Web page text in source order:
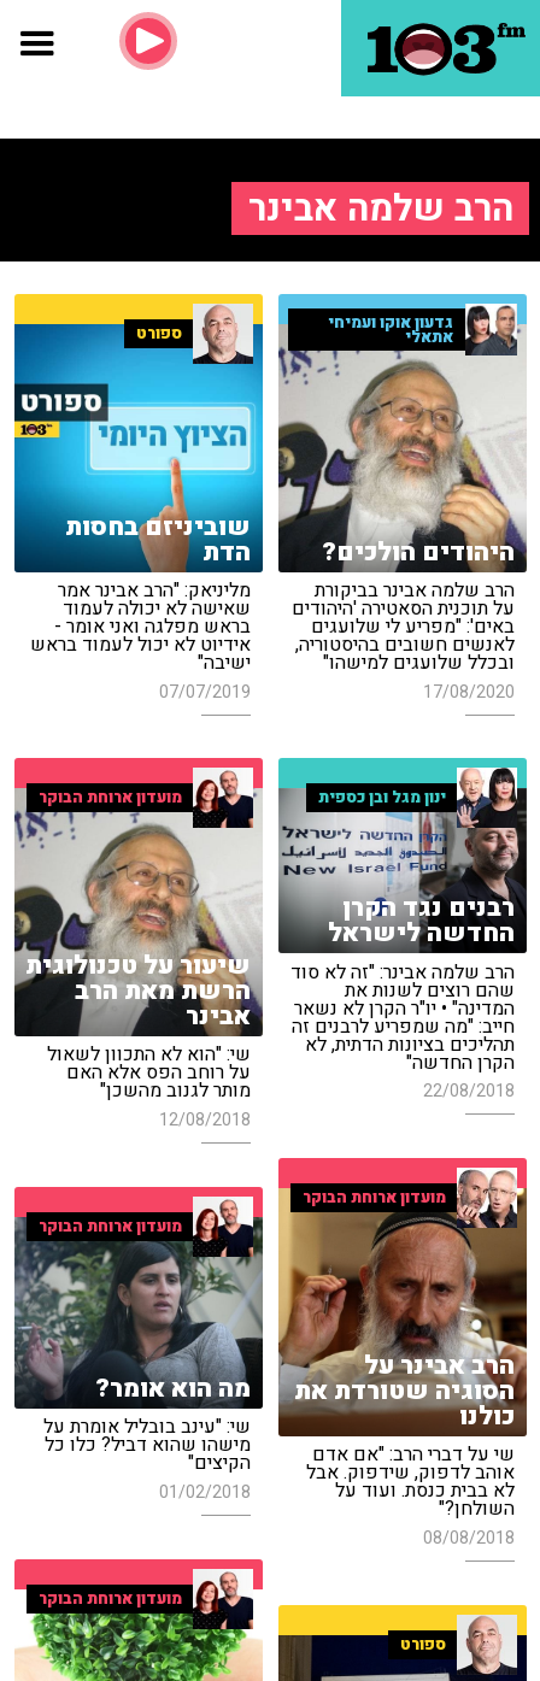
הרב שלמה אבינר
גדעון אוקו ועמיחי
אתאלי
היהודים הולכים?
הרב שלמה אבינר בביקורת
על תוכנית הסאטירה 'היהודים
באים': "מפריע לי שלועגים
לאנשים חשובים בהיסטוריה,
ובכלל שלועגים למישהו"
17/08/2020
ספורט
שוביניזם בחסות
הדת
מליניאק: "הרב אבינר אמר
שאישה לא יכולה לעמוד
בראש מפלגה ואני אומר -
אידיוט לא יכול לעמוד בראש
ישיבה"
07/07/2019
ינון מגל ובן כספית
רבנים נגד הקרן
החדשה לישראל
הרב שלמה אבינר: "זה לא סוד
שהם רוצים לשנות את
המדינה" • יו"ר הקרן לא נשאר
חייב: "מה שמפריע לרבנים זה
תהליכים בציונות הדתית, לא
הקרן החדשה"
22/08/2018
מועדון ארוחת הבוקר
שיעור על טכנולוגית
הרשת מאת הרב
אבינר
שי: "הוא לא התכוון לשאול
על רוחב הפס אלא האם
מותר לגנוב מהשכן"
12/08/2018
מועדון ארוחת הבוקר
הרב אבינר על
הסוגיה שטורדת את
כולנו
שי על דברי הרב: "אם אדם
אוהב לדפוק, שידפוק. אבל
לא בבית כנסת. ועוד על
השולחן?"
08/08/2018
מועדון ארוחת הבוקר
מה הוא אומר?
שי: "עינב בובליל אומרת על
מישהו שהוא דביל? כלו כל
הקיצים"
01/02/2018
מועדון ארוחת הבוקר
ספורט